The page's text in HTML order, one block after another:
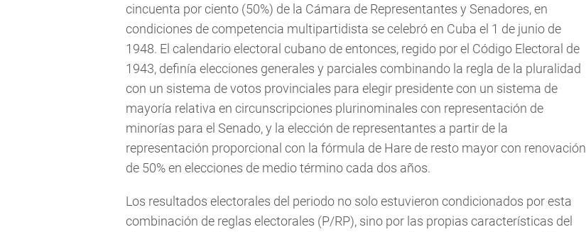
cincuenta por ciento (50%) de la Cámara de Representantes y Senadores, en
condiciones de competencia multipartidista se celebró en Cuba el 1 de junio de
1948. El calendario electoral cubano de entonces, regido por el Código Electoral de
1943, definía elecciones generales y parciales combinando la regla de la pluralidad
con un sistema de votos provinciales para elegir presidente con un sistema de
mayoría relativa en circunscripciones plurinominales con representación de
minorías para el Senado, y la elección de representantes a partir de la
representación proporcional con la fórmula de Hare de resto mayor con renovación
de 50% en elecciones de medio término cada dos años.
Los resultados electorales del periodo no solo estuvieron condicionados por esta
combinación de reglas electorales (P/RP), sino por las propias características del